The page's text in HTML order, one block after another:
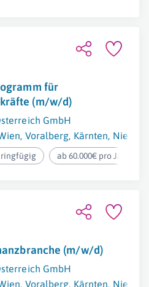
für
(m/w/d)
GmbH
, Voralberg, Kärnten,
ab 60.000€ pro Jahr
(m/w/d)
GmbH
, Voralberg, Kärnten,